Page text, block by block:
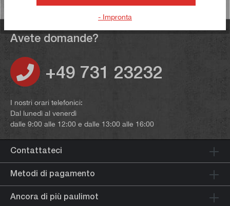
Avete domande?
+49 731 23232
I nostri orari telefonici:
Dal lunedì al venerdì
dalle 9:00 alle 12:00 e dalle 13:00 alle 16:00
Contattateci
Metodi di pagamento
Ancora di più paulimot
- Impronta